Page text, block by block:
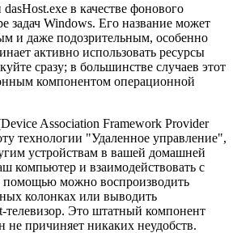
в качестве фонового
задач Windows. Его название может
и даже подозрительным, особенно
активно использовать ресурсы
сразу; в большинстве случаев этот
компонентом операционной
Association Framework Provider
технологии "Удаленное управление",
устройствам в вашей домашней
компьютер и взаимодействовать с
можно воспроизводить
колонках или выводить
телевизор. Это штатный компонент
причиняет никаких неудобств.